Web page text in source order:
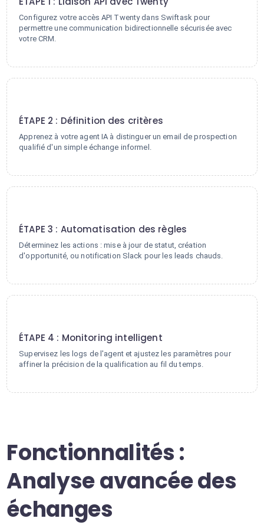
Configurez votre accès API Twenty dans Swiftask pour
permettre une communication bidirectionnelle sécurisée avec
votre CRM.
ÉTAPE 2 : Définition des critères
Apprenez à votre agent IA à distinguer un email de prospection
qualifié d'un simple échange informel.
ÉTAPE 3 : Automatisation des règles
Déterminez les actions : mise à jour de statut, création
d'opportunité, ou notification Slack pour les leads chauds.
ÉTAPE 4 : Monitoring intelligent
Supervisez les logs de l'agent et ajustez les paramètres pour
affiner la précision de la qualification au fil du temps.
Fonctionnalités :
Analyse avancée des
échanges